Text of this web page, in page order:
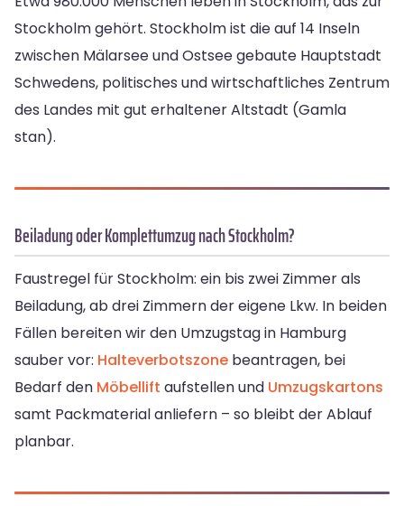
Stockholm gehört. Stockholm ist die auf 14 Inseln
zwischen Mälarsee und Ostsee gebaute Hauptstadt
Schwedens, politisches und wirtschaftliches Zentrum
des Landes mit gut erhaltener Altstadt (Gamla
stan).
Beiladung oder Komplettumzug nach Stockholm?
Faustregel für Stockholm: ein bis zwei Zimmer als
Beiladung, ab drei Zimmern der eigene Lkw. In beiden
Fällen bereiten wir den Umzugstag in Hamburg
sauber vor: Halteverbotszone beantragen, bei
Bedarf den Möbellift aufstellen und Umzugskartons
samt Packmaterial anliefern – so bleibt der Ablauf
planbar.